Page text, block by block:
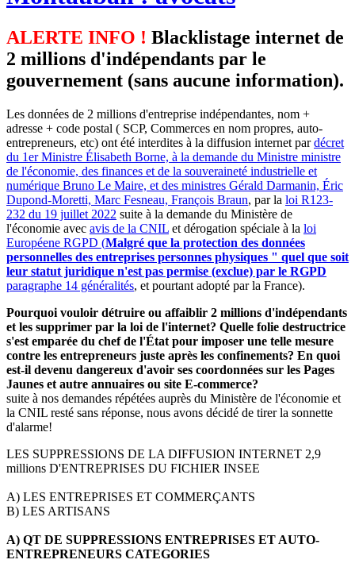
ALERTE INFO ! Blacklistage internet de
2 millions d'indépendants par le
gouvernement (sans aucune information).
Les données de 2 millions d'entreprise indépendantes, nom +
adresse + code postal ( SCP, Commerces en nom propres, auto-
entrepreneurs, etc) ont été interdites à la diffusion internet pardécret
du 1er Ministre Élisabeth Borne, à la demande du Ministre ministre
de l'économie, des finances et de la souveraineté industrielle et
numérique Bruno Le Maire, et des ministres Gérald Darmanin, Éric
Dupond-Moretti, Marc Fesneau, François Braun, par la loi R123-
232 du 19 juillet 2022 suite à la demande du Ministère de
l'économie avec avis de la CNIL et dérogation spéciale à la loi
Européene RGPD (Malgré que la protection des données
personnelles des entreprises personnes physiques " quel que soit
leur statut juridique n'est pas permise (exclue) par le RGPD
paragraphe 14 généralités, et pourtant adopté par la France).
Pourquoi vouloir détruire ou affaiblir 2 millions d'indépendants
et les supprimer par la loi de l'internet? Quelle folie destructrice
s'est emparée du chef de l'État pour imposer une telle mesure
contre les entrepreneurs juste après les confinements? En quoi
est-il devenu dangereux d'avoir ses coordonnées sur les Pages
Jaunes et autre annuaires ou site E-commerce?
suite à nos demandes répétées auprès du Ministère de l'économie et
la CNIL resté sans réponse, nous avons décidé de tirer la sonnette
d'alarme!
LES SUPPRESSIONS DE LA DIFFUSION INTERNET 2,9
millions D'ENTREPRISES DU FICHIER INSEE
A) LES ENTREPRISES ET COMMERÇANTS
B) LES ARTISANS
A) QT DE SUPPRESSIONS ENTREPRISES ET AUTO-
ENTREPRENEURS CATEGORIES